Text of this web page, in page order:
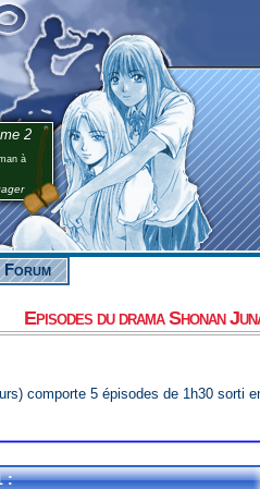
2
à
Forum
Episodes du drama Shonan
comporte 5 épisodes de 1h30 sorti
: